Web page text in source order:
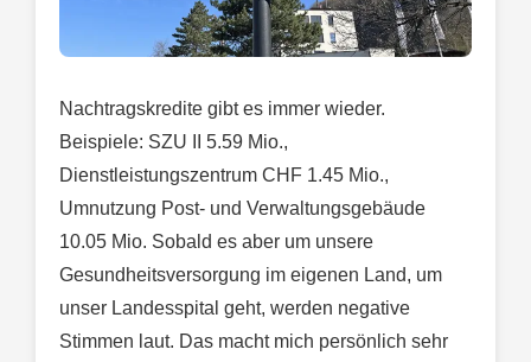
Nachtragskredite gibt es immer wieder.
Beispiele: SZU II 5.59 Mio.,
Dienstleistungszentrum CHF 1.45 Mio.,
Umnutzung Post- und Verwaltungsgebäude
10.05 Mio. Sobald es aber um unsere
Gesundheitsversorgung im eigenen Land, um
unser Landesspital geht, werden negative
Stimmen laut. Das macht mich persönlich sehr